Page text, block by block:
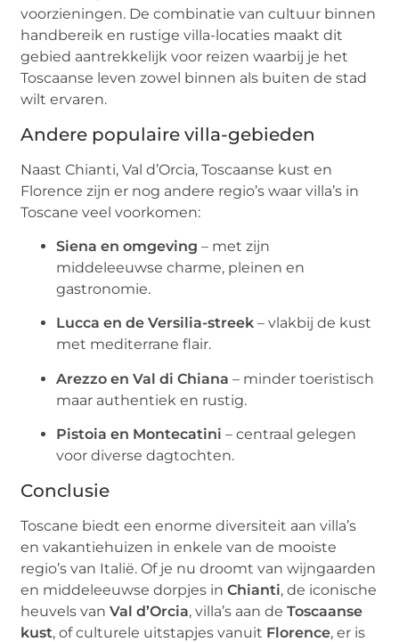
voorzieningen. De combinatie van cultuur binnen
handbereik en rustige villa-locaties maakt dit
gebied aantrekkelijk voor reizen waarbij je het
Toscaanse leven zowel binnen als buiten de stad
wilt ervaren.
Andere populaire villa-gebieden
Naast Chianti, Val d’Orcia, Toscaanse kust en
Florence zijn er nog andere regio’s waar villa’s in
Toscane veel voorkomen:
Siena en omgeving – met zijn
middeleeuwse charme, pleinen en
gastronomie.
Lucca en de Versilia-streek – vlakbij de kust
met mediterrane flair.
Arezzo en Val di Chiana – minder toeristisch
maar authentiek en rustig.
Pistoia en Montecatini – centraal gelegen
voor diverse dagtochten.
Conclusie
Toscane biedt een enorme diversiteit aan villa’s
en vakantiehuizen in enkele van de mooiste
regio’s van Italië. Of je nu droomt van wijngaarden
en middeleeuwse dorpjes inChianti, de iconische
heuvels vanVal d’Orcia, villa’s aan deToscaanse
kust, of culturele uitstapjes vanuit Florence, er is